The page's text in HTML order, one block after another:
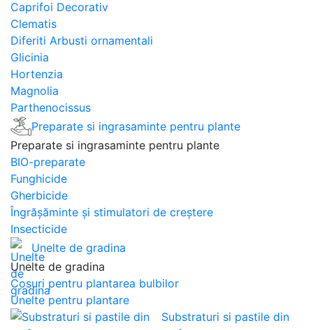
Caprifoi Decorativ
Clematis
Diferiti Arbusti ornamentali
Glicinia
Hortenzia
Magnolia
Parthenocissus
Preparate si ingrasaminte pentru plante
Preparate si ingrasaminte pentru plante
BIO-preparate
Funghicide
Gherbicide
Îngrășăminte și stimulatori de creștere
Insecticide
Unelte de gradina
Unelte de gradina
Cosuri pentru plantarea bulbilor
Unelte pentru plantare
Substraturi si pastile din